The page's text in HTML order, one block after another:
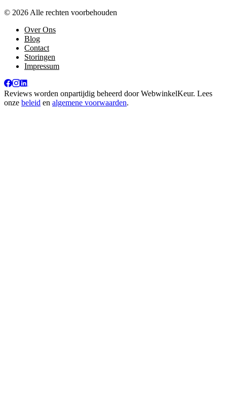
© 2026 Alle rechten voorbehouden
Over Ons
Blog
Contact
Storingen
Impressum
Reviews worden onpartijdig beheerd doorWebwinkelKeur. Lees
onze beleid en algemene voorwaarden.